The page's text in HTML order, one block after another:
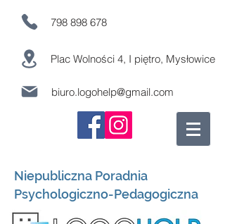
798 898 678
Plac Wolności 4, I piętro, Mysłowice
biuro.logohelp@gmail.com
Niepubliczna Poradnia
Psychologiczno-Pedagogiczna